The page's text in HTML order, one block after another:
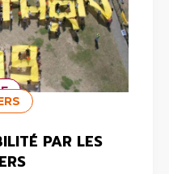
PAR LES